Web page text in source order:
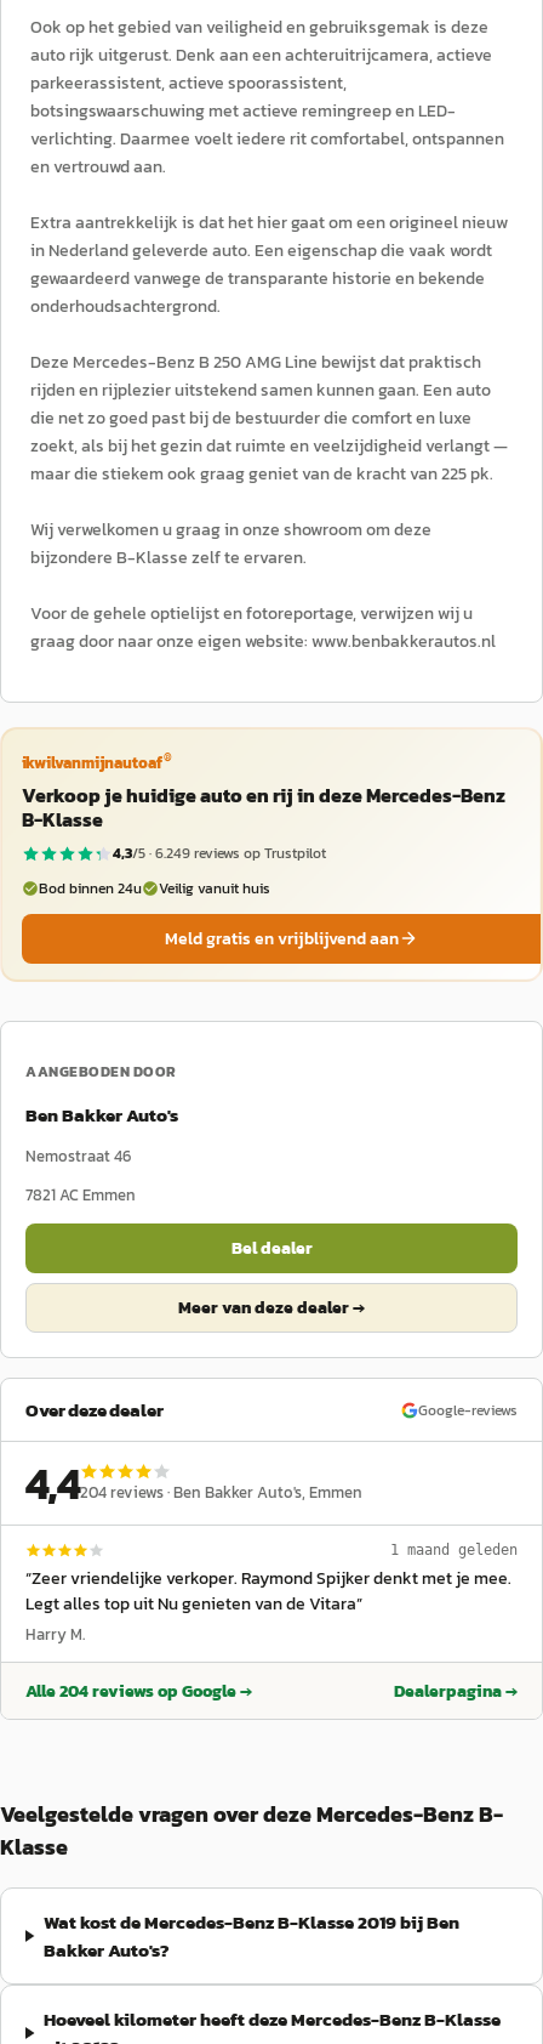
Ook op het gebied van veiligheid en gebruiksgemak is deze
auto rijk uitgerust. Denk aan een achteruitrijcamera, actieve
parkeerassistent, actieve spoorassistent,
botsingswaarschuwing met actieve remingreep en LED-
verlichting. Daarmee voelt iedere rit comfortabel, ontspannen
en vertrouwd aan.
Extra aantrekkelijk is dat het hier gaat om een origineel nieuw
in Nederland geleverde auto. Een eigenschap die vaak wordt
gewaardeerd vanwege de transparante historie en bekende
onderhoudsachtergrond.
Deze Mercedes-Benz B 250 AMG Line bewijst dat praktisch
rijden en rijplezier uitstekend samen kunnen gaan. Een auto
die net zo goed past bij de bestuurder die comfort en luxe
zoekt, als bij het gezin dat ruimte en veelzijdigheid verlangt —
maar die stiekem ook graag geniet van de kracht van 225 pk.
Wij verwelkomen u graag in onze showroom om deze
bijzondere B-Klasse zelf te ervaren.
Voor de gehele optielijst en fotoreportage, verwijzen wij u
graag door naar onze eigen website: www.benbakkerautos.nl
ikwilvanmijnautoaf®
Verkoop je huidige auto en rij in deze Mercedes-Benz
B-Klasse
4,3/5 ·6.249reviews op Trustpilot
Bod binnen 24u
Veilig vanuit huis
Meld gratis en vrijblijvend aan
AANGEBODEN DOOR
Ben Bakker Auto's
Nemostraat 46
7821 AC Emmen
Bel dealer
Meer van deze dealer →
Over deze dealer Google-reviews
4,4204reviews ·Ben Bakker Auto's, Emmen
1 maand geleden
“Zeer vriendelijke verkoper. Raymond Spijker denkt met je mee.
Legt alles top uit Nu genieten van de Vitara”
Harry M.
Alle204reviews op Google → Dealerpagina →
Veelgestelde vragen over deze Mercedes-Benz B-
Klasse
Wat kost de Mercedes-Benz B-Klasse 2019 bij Ben
Bakker Auto's?
Hoeveel kilometer heeft deze Mercedes-Benz B-Klasse